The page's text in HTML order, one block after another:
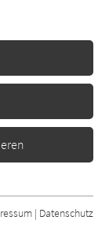
der
Webseite
| Datenschutz